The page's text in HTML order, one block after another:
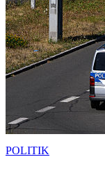
POLITIK